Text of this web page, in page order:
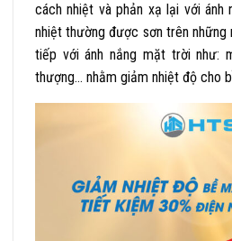
cách nhiệt và phản xạ lại với ánh
nhiệt thường được sơn trên
tiếp với ánh nắng mặt trời như:
thượng… nhằm giảm nhiệt độ cho